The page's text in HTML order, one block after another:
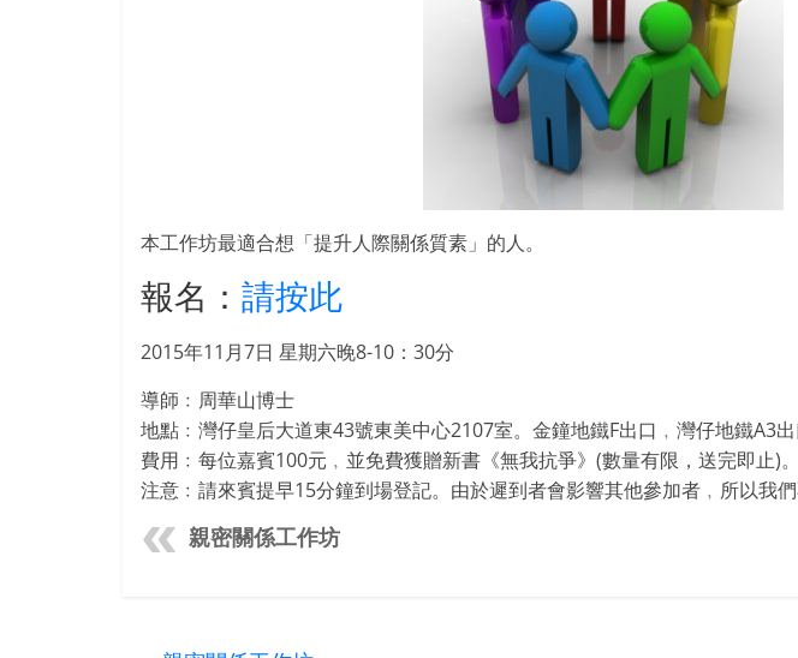
本工作坊最適合想「提升人際關係質素」的人。
報名： 請按此
2015年11月7日 星期六晚8-10：30分
導師﹕周華山博士
地點﹕灣仔皇后大道東43號東美中心2107室。金鐘地鐵F出口﹐灣仔地鐵A3出
費用﹕每位嘉賓100元﹐並免費獲贈新書《無我抗爭》(數量有限，送完即止)。
注意﹕請來賓提早15分鐘到場登記。由於遲到者會影響其他參加者﹐所以我
親密關係工作坊